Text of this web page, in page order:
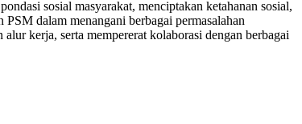
sosial masyarakat, menciptakan ketahanan sosial,
dalam menangani berbagai permasalahan
kerja, serta mempererat kolaborasi dengan berbagai